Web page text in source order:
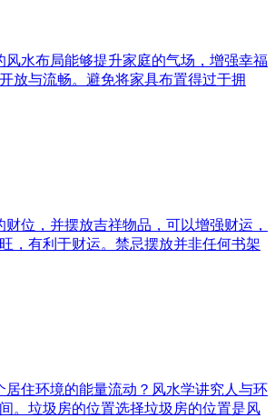
水布局能够提升家庭的气场，增强幸福
放与流畅。避免将家具布置得过于拥
位，并摆放吉祥物品，可以增强财运，
，有利于财运。禁忌摆放并非任何书架
住环境的能量流动？风水学讲究人与环
。垃圾房的位置选择垃圾房的位置是风